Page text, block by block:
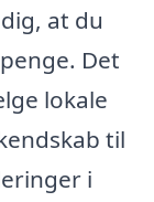
at du
Det
lokale
til
i